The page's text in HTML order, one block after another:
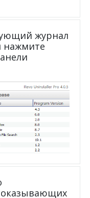
журнал
нажмите